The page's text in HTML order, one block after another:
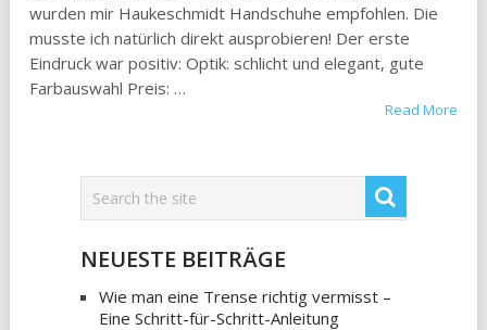
wurden mir Haukeschmidt Handschuhe empfohlen. Die
musste ich natürlich direkt ausprobieren! Der erste
Eindruck war positiv: Optik: schlicht und elegant, gute
Farbauswahl Preis: …
Read More
NEUESTE BEITRÄGE
Wie man eine Trense richtig vermisst –
Eine Schritt-für-Schritt-Anleitung